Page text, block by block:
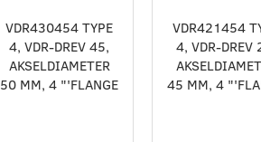
VDR430454 TYPE
4, VDR-DREV 45,
AKSELDIAMETER
50 MM, 4 "'FLANGE
VDR421454
4, VDR-DREV
45 MM, 4